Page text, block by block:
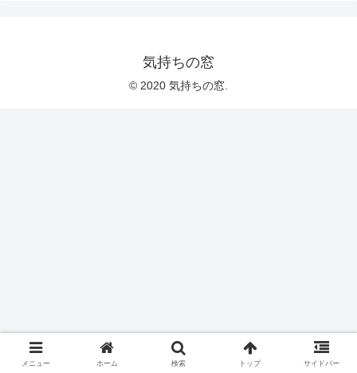
気持ちの窓
© 2020 気持ちの窓.
メニュー ホーム 検索 トップ サイドバー